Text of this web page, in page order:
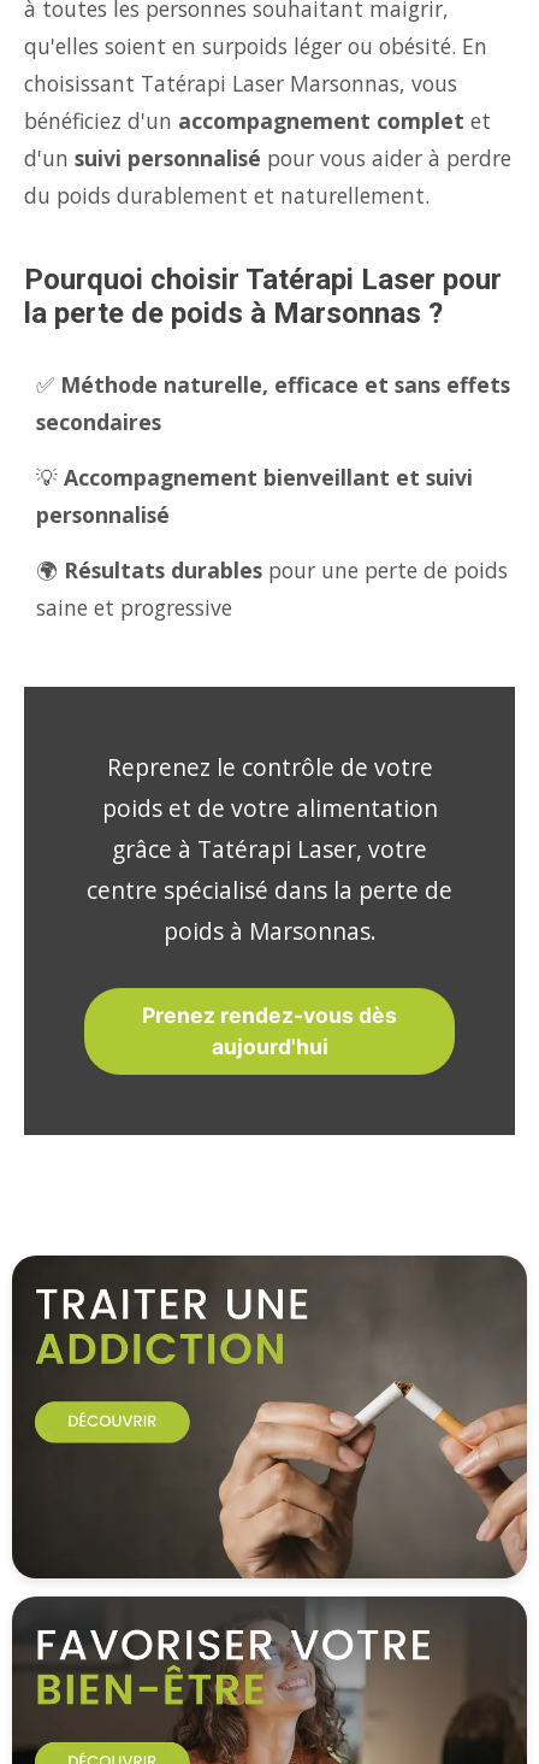
à toutes les personnes souhaitant maigrir,
qu'elles soient en surpoids léger ou obésité. En
choisissant Tatérapi Laser Marsonnas, vous
bénéficiez d'un accompagnement complet et
d'un suivi personnalisé pour vous aider à perdre
du poids durablement et naturellement.
Pourquoi choisir Tatérapi Laser pour
la perte de poids à Marsonnas ?
✅ Méthode naturelle, efficace et sans effets
secondaires
💡 Accompagnement bienveillant et suivi
personnalisé
🌍 Résultats durables pour une perte de poids
saine et progressive
Reprenez le contrôle de votre
poids et de votre alimentation
grâce à Tatérapi Laser, votre
centre spécialisé dans la perte de
poids à Marsonnas.
Prenez rendez-vous dès
aujourd'hui